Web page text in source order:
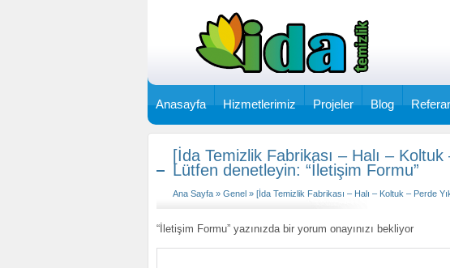
Anasayfa Hizmetlerimiz Projeler Blog
[İda Temizlik Fabrikası – Halı –
Lütfen denetleyin: “İletişim Formu”
Ana Sayfa » Genel » [İda Temizlik Fabrikası – Halı – Koltuk – Perde
“İletişim Formu” yazınızda bir yorum onayınızı bekliyor